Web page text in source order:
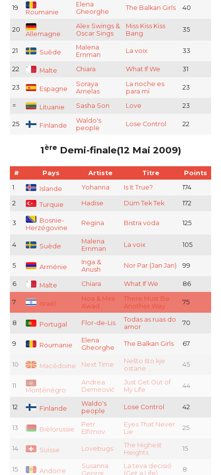
19
Roumanie
Elena
Gheorghe
The Balkan Girls 40
20
Allemagne
Alex Swings &
Oscar Sings
Miss Kiss Kiss
Bang
35
21 Suède
Malena
Ernman
La voix 33
22 Malte Chiara What If We 31
23 Espagne
Soraya
Arnelas
La noche es
para mí
23
= Lituanie Sasha Son Love 23
25 Finlande
Waldo's
people
Lose Control 22
1ère Demi-finale(12 Mai 2009)
# Pays Artiste Titre
Points
1
Islande Yohanna Is It True? 174
2 Turquie Hadise Düm Tek Tek 172
3
Bosnie-
Herzégovine
Regina Bistra voda 125
4 Suède
Malena
Ernman
La voix 105
5 Arménie
Inga &
Anush
Nor Par (Jan Jan) 99
6 Malte Chiara What If We 86
7 Israël
Noa & Mira
Awad
There Must Be
Another Way
75
8 Portugal Flor-de-Lis
Todas as ruas do
amor
70
9 Roumanie
Elena
Gheorghe
The Balkan Girls 67
10 Macédoine Next Time
Nešto što kje
ostane
45
11
Monténégro
Andrea
Demirović
Just Get Out of
My Life
44
12 Finlande
Waldo's
people
Lose Control 42
13 Bièlorussie
Petr
Elfimov
Eyes That Never
Lie
25
14 Suisse Lovebugs
The Highest
Heights
15
15 Andorre
Susanna
Georgi
La teva decisió
(Get a Life)
8